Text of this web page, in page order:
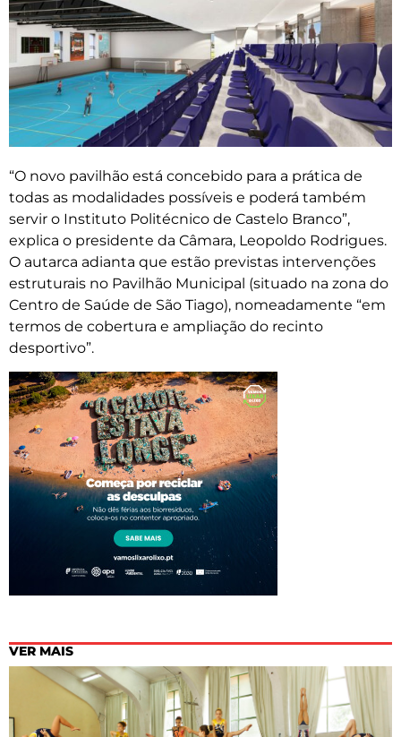
“O novo pavilhão está concebido para a prática de
todas as modalidades possíveis e poderá também
servir o Instituto Politécnico de Castelo Branco”,
explica o presidente da Câmara, Leopoldo Rodrigues.
O autarca adianta que estão previstas intervenções
estruturais no Pavilhão Municipal (situado na zona do
Centro de Saúde de São Tiago), nomeadamente “em
termos de cobertura e ampliação do recinto
desportivo”.
VER MAIS